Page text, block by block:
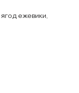
ежевики,